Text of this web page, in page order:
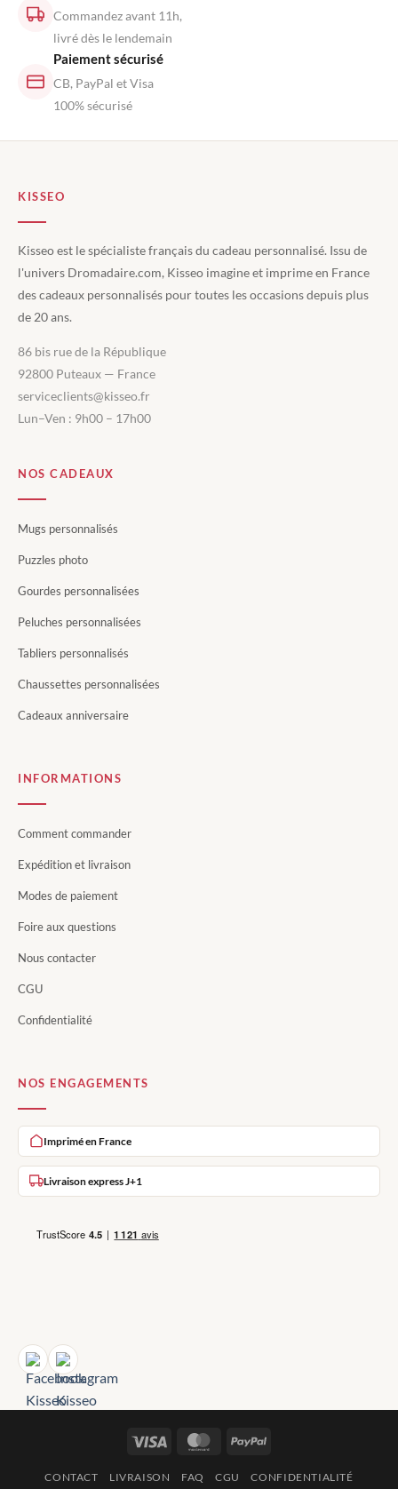
Commandez avant 11h,
livré dès le lendemain
Paiement sécurisé
CB, PayPal et Visa
100% sécurisé
KISSEO
Kisseo est le spécialiste français du cadeau personnalisé. Issu de
l'univers Dromadaire.com, Kisseo imagine et imprime en France
des cadeaux personnalisés pour toutes les occasions depuis plus
de 20 ans.
86 bis rue de la République
92800 Puteaux — France
serviceclients@kisseo.fr
Lun–Ven : 9h00 – 17h00
NOS CADEAUX
Mugs personnalisés
Puzzles photo
Gourdes personnalisées
Peluches personnalisées
Tabliers personnalisés
Chaussettes personnalisées
Cadeaux anniversaire
INFORMATIONS
Comment commander
Expédition et livraison
Modes de paiement
Foire aux questions
Nous contacter
CGU
Confidentialité
NOS ENGAGEMENTS
Imprimé en France
Livraison express J+1
Visa MasterCardPayPal
CONTACT LIVRAISON FAQ CGU CONFIDENTIALITÉ